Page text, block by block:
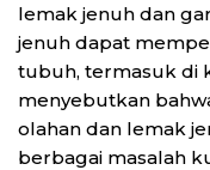
lemak jenuh dan
jenuh dapat
tubuh, termasuk di
menyebutkan
olahan dan lemak
berbagai masalah